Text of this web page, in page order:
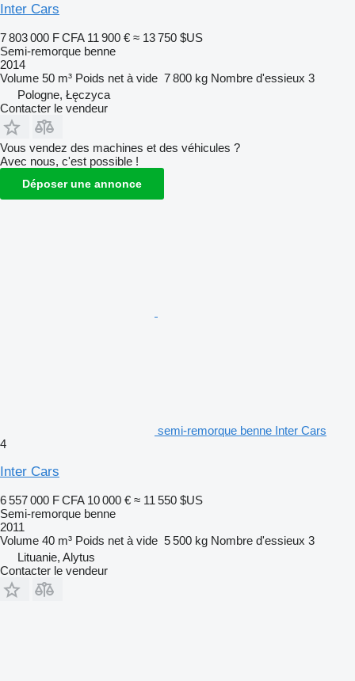
Inter Cars
7 803 000 F CFA 11 900 € ≈ 13 750 $US
Semi-remorque benne
2014
Volume 50 m³ Poids net à vide 7 800 kg Nombre d'essieux 3
Pologne, Łęczyca
Contacter le vendeur
Vous vendez des machines et des véhicules ?
Avec nous, c'est possible !
Déposer une annonce
semi-remorque benne Inter Cars
4
Inter Cars
6 557 000 F CFA 10 000 € ≈ 11 550 $US
Semi-remorque benne
2011
Volume 40 m³ Poids net à vide 5 500 kg Nombre d'essieux 3
Lituanie, Alytus
Contacter le vendeur